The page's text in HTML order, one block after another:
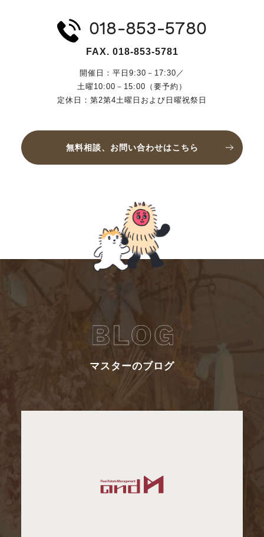
018-853-5780
FAX. 018-853-5781
開催日：平日9:30－17:30／
土曜10:00－15:00（要予約）
定休日：第2第4土曜日および日曜祝祭日
無料相談、お問い合わせはこちら
マスターのブログ